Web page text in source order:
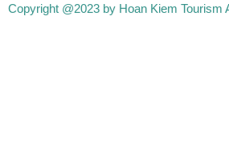
Copyright @2023 by Hoan Kiem Tourism